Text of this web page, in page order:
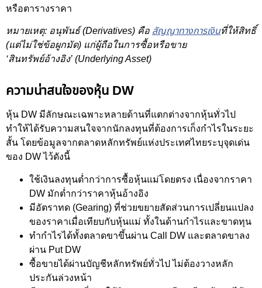
หรือตารางราคา
หมายเหตุ: อนุพันธ์ (Derivatives) คือ สัญญาทางการเงินที่ให้สิทธิ์
(แต่ไม่ใช่ข้อผูกมัด) แก่ผู้ถือในการซื้อหรือขาย
‘สินทรัพย์อ้างอิง’ (Underlying Asset)
ความน่าสนใจของหุ้น DW
หุ้น DW มีลักษณะเฉพาะหลายด้านที่แตกต่างจากหุ้นทั่วไป
ทำให้ได้รับความสนใจจากนักลงทุนที่ต้องการเก็งกำไรในระยะ
สั้น โดยข้อมูลจากตลาดหลักทรัพย์แห่งประเทศไทยระบุจุดเด่น
ของ DW ไว้ดังนี้
ใช้เงินลงทุนต่ำกว่าการซื้อหุ้นแม่โดยตรง เนื่องจากราคา
DW มักต่ำกว่าราคาหุ้นอ้างอิง
มีอัตราทด (Gearing) ที่ช่วยขยายสัดส่วนการเปลี่ยนแปลง
ของราคาเมื่อเทียบกับหุ้นแม่ ทั้งในด้านกำไรและขาดทุน
ทำกำไรได้ทั้งตลาดขาขึ้นผ่าน Call DW และตลาดขาลง
ผ่าน Put DW
ซื้อขายได้ผ่านบัญชีหลักทรัพย์ทั่วไป ไม่ต้องวางหลัก
ประกันล่วงหน้า